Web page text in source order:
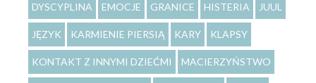
DYSCYPLINA EMOCJE GRANICE HISTERIA JUUL
JĘZYK KARMIENIE PIERSIĄ KARY KLAPSY
KONTAKT Z INNYMI DZIEĆMI MACIERZYŃSTWO